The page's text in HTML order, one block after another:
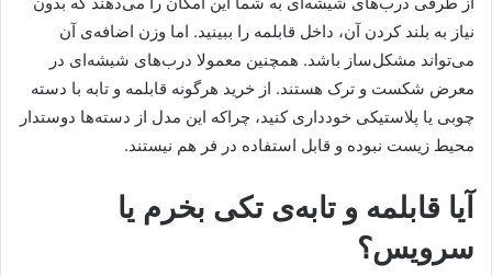
نیاز به بلند کردن آن، داخل قابلمه را ببینید. اما وزن اضافه‌ی آن
می‌تواند مشکل‌ساز باشد. همچنین معمولا درب‌های شیشه‌ای در
معرض شکست و ترک هستند. از خرید هرگونه قابلمه و تابه با دسته
چوبی یا پلاستیکی خودداری کنید، چراکه این مدل از دسته‌ها دوستدار
محیط زیست نبوده و قابل استفاده در فر هم نیستند.
آیا قابلمه و تابه‌ی تکی بخرم یا
سرویس؟